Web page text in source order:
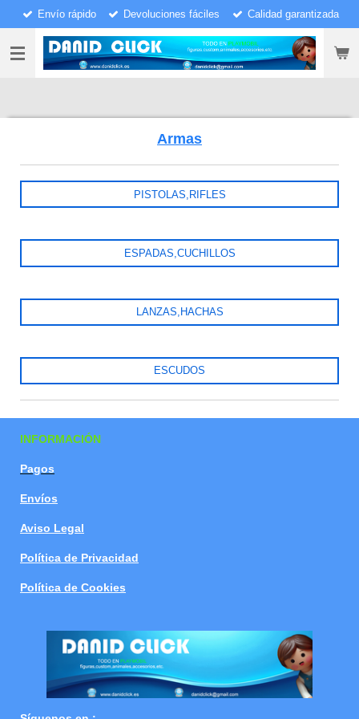
contenido
principal
Envío rápido Devoluciones fáciles Calidad garantizada
Armas
PISTOLAS,RIFLES
ESPADAS,CUCHILLOS
LANZAS,HACHAS
ESCUDOS
INFORMACIÓN
Pagos
Envíos
Aviso Legal
Política de Privacidad
Política de Cookies